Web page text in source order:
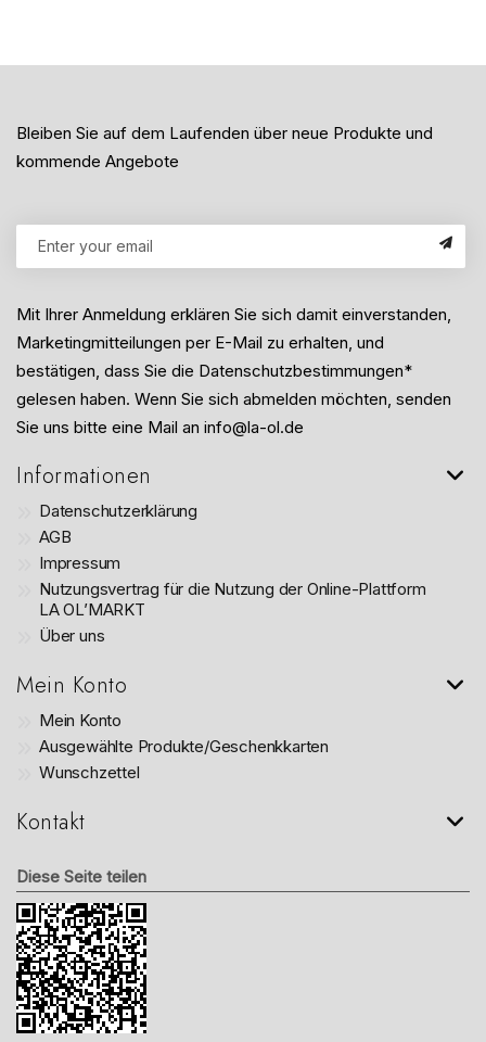
Bleiben Sie auf dem Laufenden über neue Produkte und
kommende Angebote
Mit Ihrer Anmeldung erklären Sie sich damit einverstanden,
Marketingmitteilungen per E-Mail zu erhalten, und
bestätigen, dass Sie die Datenschutzbestimmungen*
gelesen haben. Wenn Sie sich abmelden möchten, senden
Sie uns bitte eine Mail an info@la-ol.de
Informationen
Datenschutzerklärung
AGB
Impressum
Nutzungsvertrag für die Nutzung der Online-Plattform
LA OL’MARKT
Über uns
Mein Konto
Mein Konto
Ausgewählte Produkte/Geschenkkarten
Wunschzettel
Kontakt
Diese Seite teilen